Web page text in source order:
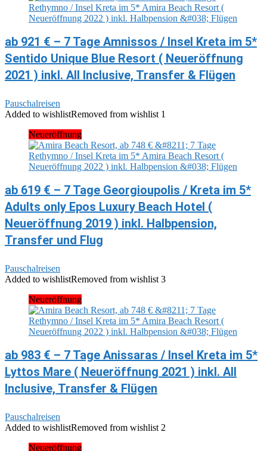
ab 921 € – 7 Tage Amnissos / Insel Kreta im 5*
Sentido Unique Blue Resort ( Neueröffnung
2021 ) inkl. All Inclusive, Transfer & Flügen
Pauschalreisen
Added to wishlistRemoved from wishlist 1
Neueröffnung
ab 619 € – 7 Tage Georgioupolis / Kreta im 5*
Adults only Epos Luxury Beach Hotel (
Neueröffnung 2019 ) inkl. Halbpension,
Transfer und Flug
Pauschalreisen
Added to wishlistRemoved from wishlist 3
Neueröffnung
ab 983 € – 7 Tage Anissaras / Insel Kreta im 5*
Lyttos Mare ( Neueröffnung 2021 ) inkl. All
Inclusive, Transfer & Flügen
Pauschalreisen
Added to wishlistRemoved from wishlist 2
Neueröffnung